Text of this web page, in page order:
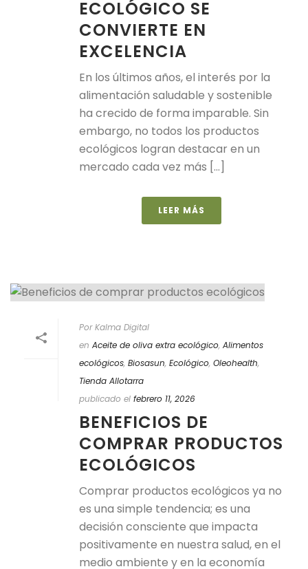
ECOLÓGICO SE
CONVIERTE EN
EXCELENCIA
En los últimos años, el interés por la
alimentación saludable y sostenible
ha crecido de forma imparable. Sin
embargo, no todos los productos
ecológicos logran destacar en un
mercado cada vez más [...]
LEER MÁS
Por Kalma Digital
en Aceite de oliva extra ecológico, Alimentos
ecológicos, Biosasun, Ecológico, Oleohealth,
Tienda Allotarra
publicado el febrero 11, 2026
BENEFICIOS DE
COMPRAR PRODUCTOS
ECOLÓGICOS
Comprar productos ecológicos ya no
es una simple tendencia; es una
decisión consciente que impacta
positivamente en nuestra salud, en el
medio ambiente y en la economía